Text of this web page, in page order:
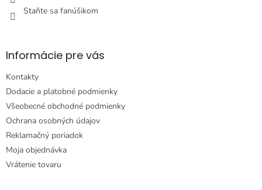
Staňte sa fanúšikom
Informácie pre vás
Kontakty
Dodacie a platobné podmienky
Všeobecné obchodné podmienky
Ochrana osobných údajov
Reklamačný poriadok
Moja objednávka
Vrátenie tovaru